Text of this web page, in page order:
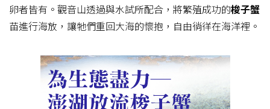
卵者皆有。觀音山透過與水試所配合，將繁殖成功的梭子蟹
苗進行海放，讓牠們重回大海的懷抱，自由徜徉在海洋裡。